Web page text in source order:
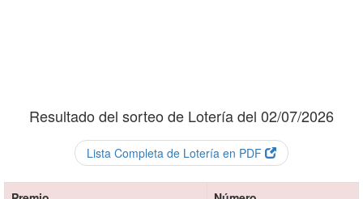
Resultado del sorteo de Lotería del 02/07/2026
Lista Completa de Lotería en PDF